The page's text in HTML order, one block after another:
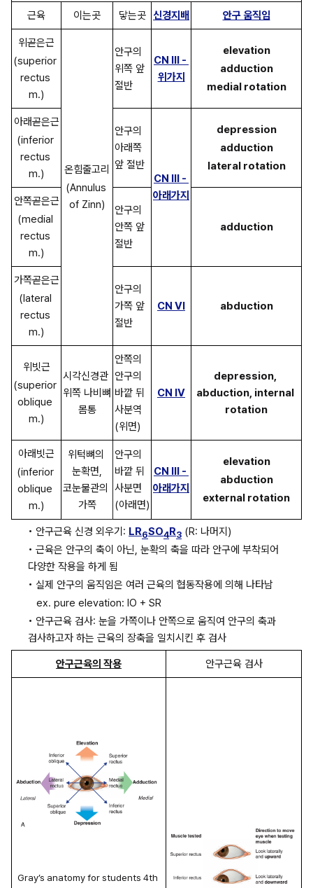
근육 이는곳 닿는곳 신경지배 안구 움직임
위곧은근
(superior
rectus
m.)
온힘줄고리
(Annulus
of Zinn)
안구의
위쪽 앞
절반
CN III -
위가지
elevation
adduction
medial rotation
아래곧은근
(inferior
rectus
m.)
안구의
아래쪽
앞 절반
CN III -
아래가지
depression
adduction
lateral rotation
안쪽곧은근
(medial
rectus
m.)
안구의
안쪽 앞
절반
adduction
가쪽곧은근
(lateral
rectus
m.)
안구의
가쪽 앞
절반
CN VI abduction
위빗근
(superior
oblique
m.)
시각신경관
위쪽 나비뼈
몸통
안쪽의
안구의
바깥 뒤
사분역
(위면)
CN IV
depression,
abduction, internal
rotation
아래빗근
(inferior
oblique
m.)
위턱뼈의
눈확면,
코눈물관의
가쪽
안구의
바깥 뒤
사분면
(아래면)
CN III -
아래가지
elevation
abduction
external rotation
• 안구근육 신경 외우기: LR6SO4R3 (R: 나머지)
• 근육은 안구의 축이 아닌, 눈확의 축을 따라 안구에 부착되어
다양한 작용을 하게 됨
• 실제 안구의 움직임은 여러 근육의 협동작용에 의해 나타남
ex. pure elevation: IO + SR
• 안구근육 검사: 눈을 가쪽이나 안쪽으로 움직여 안구의 축과
검사하고자 하는 근육의 장축을 일치시킨 후 검사
안구근육의 작용 안구근육 검사
Gray’s anatomy for students 4th